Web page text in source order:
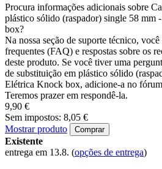
Procura informações adicionais sobre
plástico sólido (raspador) single 58 mm
box?
Na nossa seção de suporte técnico,
frequentes (FAQ) e respostas sobre os
deste produto. Se você tiver uma
de substituição em plástico sólido
Elétrica Knock box, adicione-a no
Teremos prazer em respondê-la.
9,90 €
Sem impostos: 8,05 €
Mostrar produto
Comprar
Existente
entrega em 13.8. (opções de entrega)